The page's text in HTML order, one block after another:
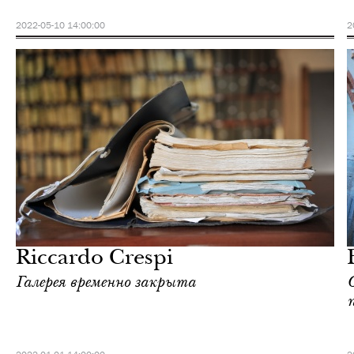
2022-05-10 14:00:00
Riccardo Crespi
Галерея временно закрыта
среда